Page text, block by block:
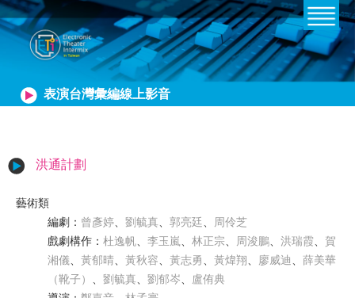
表演台灣彙編線上影音
洪通計劃
藝術類
編劇 ： 曾彥婷、 劉毓真、 郭亮廷、 周伶芝
戲劇構作 ： 杜逸帆、 李玉嵐、 林正宗、 周浚鵬、 洪瑞霞、 賀
湘儀、 黃郁晴、 黃秋容、 黃志勇、 黃煒翔、 廖威迪、 薛美華
（靴子） 、 劉毓真、 劉郁岑、 盧侑典